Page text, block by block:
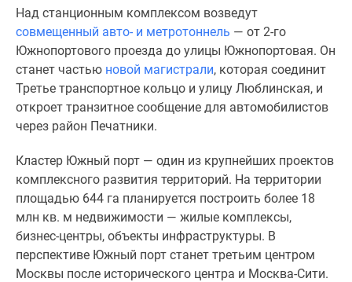
Экспертиза
новостроек
Экология
Москвы
Подмосковья
Студии
комнатные
комнатные
комнатные
Квартиры
Над станционным комплексом возведут
совмещенный авто- и метротоннель — от 2-го
Южнопортового проезда до улицы Южнопортовая. Он
станет частью новой магистрали, которая соединит
Третье транспортное кольцо и улицу Люблинская, и
откроет транзитное сообщение для автомобилистов
через район Печатники.
Кластер Южный порт — один из крупнейших проектов
комплексного развития территорий. На территории
площадью 644 га планируется построить более 18
млн кв. м недвижимости — жилые комплексы,
бизнес-центры, объекты инфраструктуры. В
перспективе Южный порт станет третьим центром
Москвы после исторического центра и Москва-Сити.